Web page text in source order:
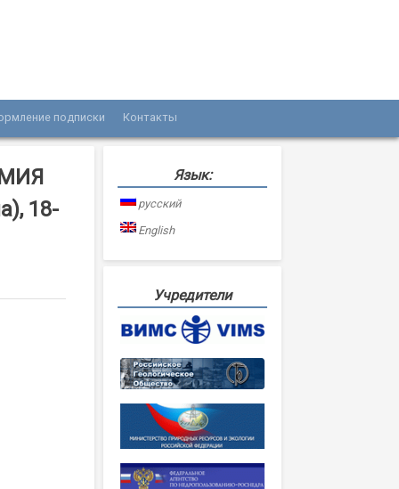
подписки Контакты
18-
Язык:
русский
English
Учредители